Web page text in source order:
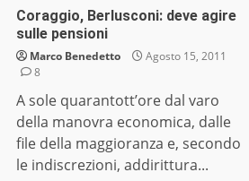
Coraggio, Berlusconi: deve agire
sulle pensioni
Marco Benedetto
Agosto 15, 2011
8
A sole quarantott’ore dal varo
della manovra economica, dalle
file della maggioranza e, secondo
le indiscrezioni, addirittura...